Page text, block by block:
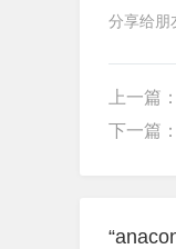
分享给朋
上一篇：
下一篇：